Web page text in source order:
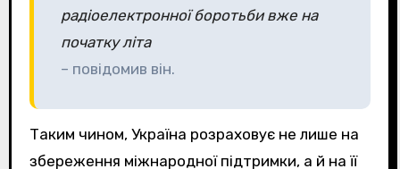
радіоелектронної боротьби вже на
початку літа
– повідомив він.
Таким чином, Україна розраховує не лише на
збереження міжнародної підтримки, а й на її